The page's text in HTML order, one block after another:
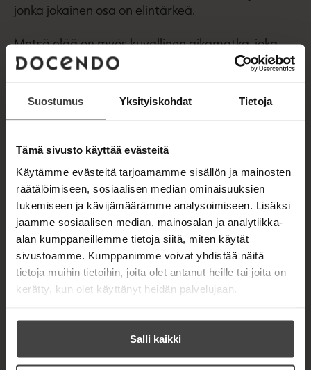
Suostumus Yksityiskohdat Tietoja
Tämä sivusto käyttää evästeitä
Käytämme evästeitä tarjoamamme sisällön ja mainosten
räätälöimiseen, sosiaalisen median ominaisuuksien
tukemiseen ja kävijämäärämme analysoimiseen. Lisäksi
jaamme sosiaalisen median, mainosalan ja analytiikka-
alan kumppaneillemme tietoja siitä, miten käytät
sivustoamme. Kumppanimme voivat yhdistää näitä
tietoja muihin tietoihin, joita olet antanut heille tai joita on
kerätty, kun olet käyttänyt heidän palvelujaan.
Salli kaikki
jonka jokainen osa on elintärkeä.
Metsä elää on myös kuvallinen aikamatka, joka
kuljettaa meidät viimeisiltä erämailta ihmisen
muokkaamille maille. Luonnontilaista luontoa on
nykyään maassamme enää pieninä murusina
siellä täällä. Osa lajeista on taantunut vanhojen
sopeutua elämään ihmisen muokkaamissa
Tieteellisiin tutkimuksiin nojaten teos tarkastelee
eri eläinlajien käyttäytymisen saloja ja pohtii
niiden elämän keskeisiä asioita, kuten älykkyyttä,
sosiaalisuutta ja vanhemmuutta. Metsä elää -
teoksessa tapaamiemme eläinlajien kautta
pääsemme näkemään, että meidän ja muiden
eläinlajien eroista huolimatta meitä yhdistää